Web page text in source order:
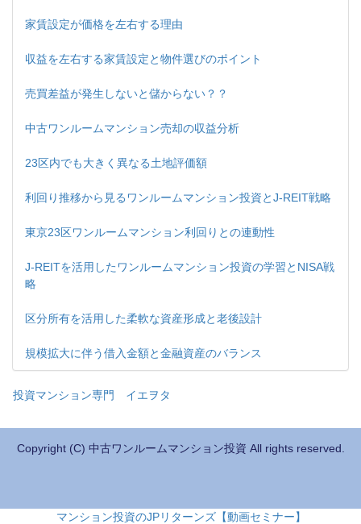
家賃設定が価格を左右する理由
収益を左右する家賃設定と物件選びのポイント
売買差益が発生しないと儲からない？？
中古ワンルームマンション売却の収益分析
23区内でも大きく異なる土地評価額
利回り推移から見るワンルームマンション投資とJ-REIT戦略
東京23区ワンルームマンション利回りとの連動性
J-REITを活用したワンルームマンション投資の学習とNISA戦
略
区分所有を活用した柔軟な資産形成と老後設計
規模拡大に伴う借入金額と金融資産のバランス
投資マンション専門 イエヲタ
Copyright (C) 中古ワンルームマンション投資 All rights reserved.
マンション投資のJPリターンズ【動画セミナー】